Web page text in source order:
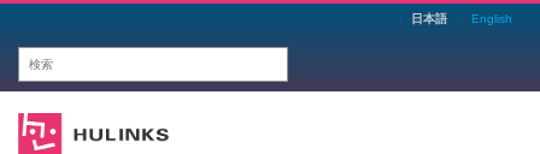
日本語 English